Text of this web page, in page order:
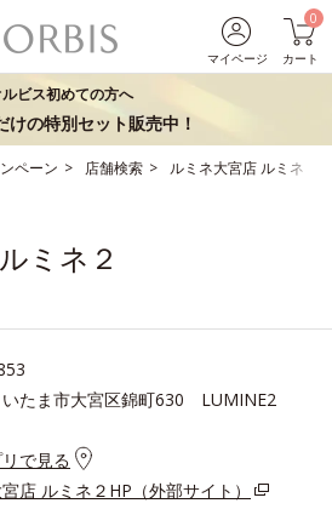
マイページ
0
カート
ビス初めての方へ
けの特別セット販売中！
ペーン 店舗検索 ルミネ大宮店 ルミネ２
ミネ２
いたま市大宮区錦町630 LUMINE2
で見る
店 ルミネ２HP（外部サイト）